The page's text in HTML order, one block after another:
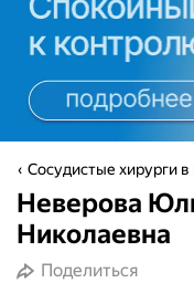
Сосудистые хирурги
Неверова
Николаевна
Поделиться